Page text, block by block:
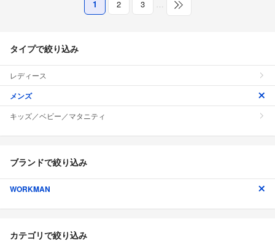
1 2 3 …
タイプで絞り込み
レディース
メンズ
キッズ／ベビー／マタニティ
ブランドで絞り込み
WORKMAN
カテゴリで絞り込み